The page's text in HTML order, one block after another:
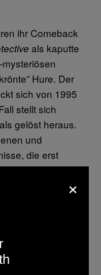
ihr Comeback
als kaputte
Hure. Der
sich von 1995
stellt sich
gelöst heraus.
und
die erst
und nicht nur
sondern
der
verdächtig.
×